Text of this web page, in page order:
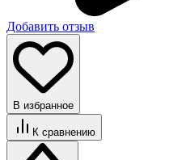
Добавить отзыв
В избранное
К сравнению